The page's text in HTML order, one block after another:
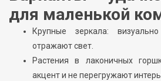
для маленькой
Крупные зеркала:
отражают свет.
Растения в лаконичных
акцент и не перегружают